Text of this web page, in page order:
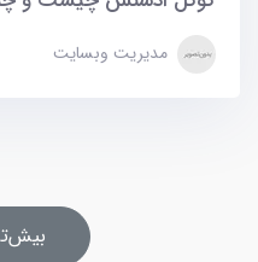
مدیریت وبسایت